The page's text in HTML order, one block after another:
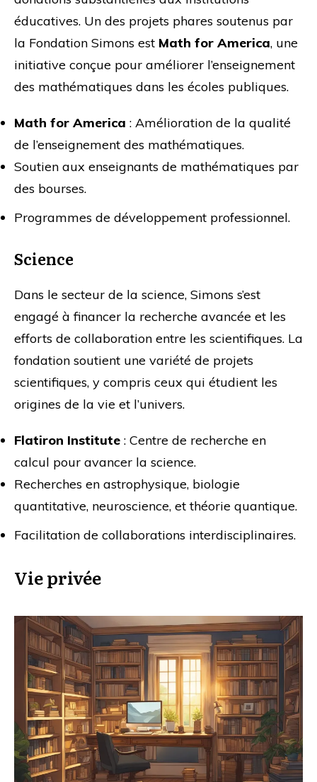
éducatives. Un des projets phares soutenus par
la Fondation Simons est Math for America, une
initiative conçue pour améliorer l’enseignement
des mathématiques dans les écoles publiques.
Math for America : Amélioration de la qualité
de l’enseignement des mathématiques.
Soutien aux enseignants de mathématiques par
des bourses.
Programmes de développement professionnel.
Science
Dans le secteur de la science, Simons s’est
engagé à financer la recherche avancée et les
efforts de collaboration entre les scientifiques. La
fondation soutient une variété de projets
scientifiques, y compris ceux qui étudient les
origines de la vie et l’univers.
Flatiron Institute : Centre de recherche en
calcul pour avancer la science.
Recherches en astrophysique, biologie
quantitative, neuroscience, et théorie quantique.
Facilitation de collaborations interdisciplinaires.
Vie privée